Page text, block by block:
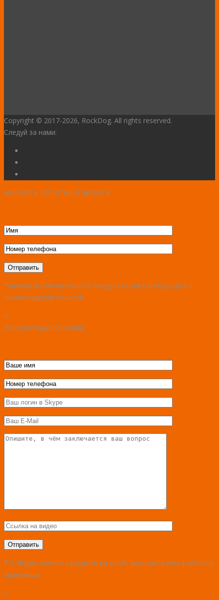
Copyright © 2017-2026, RockDog. All rights reserved.
Следуй за нами:
ЗАКАЗАТЬ ОБРАТНЫЙ ЗВОНОК
*Звонки исключительно в пределах Санкт-Петербурга и
Ленинградской области.
×
Консультации по скайпу
P.S. Видео можно загрузить на ютуб, вконтакте или файловое
хранилище.
×